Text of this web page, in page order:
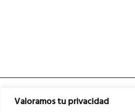
Valoramos tu privacidad